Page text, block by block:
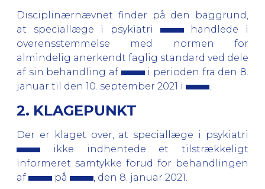
Disciplinærnævnet finder på den baggrund,
at speciallæge i psykiatri
handlede i
overensstemmelse med normen for
almindelig anerkendt faglig standard ved dele
af sin behandling af
i perioden fra den 8.
januar til den 10. september 2021 i
.
2. KLAGEPUNKT
Der er klaget over, at speciallæge i psykiatri
ikke indhentede et tilstrækkeligt
informeret samtykke forud for behandlingen
af
på , den 8. januar 2021.